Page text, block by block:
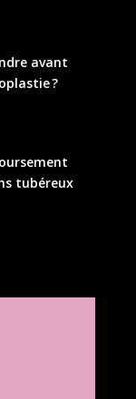
avant
?
tubéreux